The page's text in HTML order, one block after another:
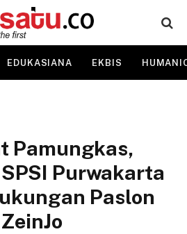
EDUKASIANA EKBIS
Pamungkas,
Purwakarta
Paslon